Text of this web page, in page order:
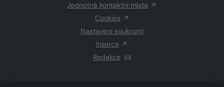
Jednotná kontaktní místa
Cookies
Nastavení soukromí
Inzerce
Redakce